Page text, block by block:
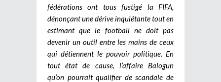
fédérations ont tous fustigé la FIFA,
dénonçant une dérive inquiétante tout en
estimant que le football ne doit pas
devenir un outil entre les mains de ceux
qui détiennent le pouvoir politique. En
tout état de cause, l’affaire Balogun
qu’on pourrait qualifier de scandale de